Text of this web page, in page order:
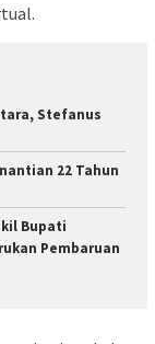
Stefanus
22 Tahun
Bupati
Pembaruan